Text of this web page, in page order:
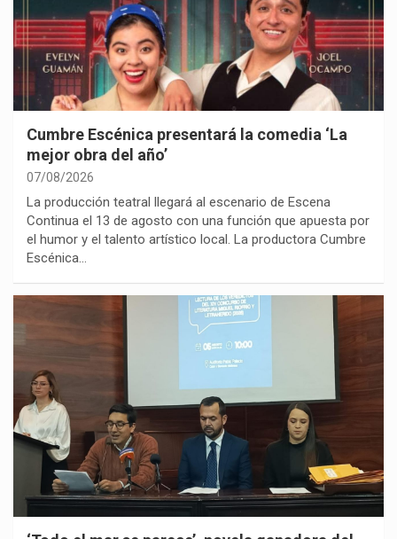
Cumbre Escénica presentará la comedia ‘La
mejor obra del año’
07/08/2026
La producción teatral llegará al escenario de Escena
Continua el 13 de agosto con una función que apuesta por
el humor y el talento artístico local. La productora Cumbre
Escénica…